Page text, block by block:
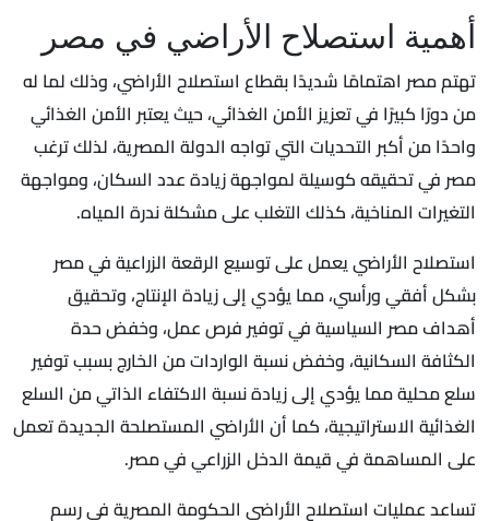
أهمية استصلاح الأراضي في مصر
تهتم مصر اهتمامًا شديدًا بقطاع استصلاح الأراضي، وذلك لما له
من دورًا كبيرًا في تعزيز الأمن الغذائي، حيث يعتبر الأمن الغذائي
واحدًا من أكبر التحديات التي تواجه الدولة المصرية، لذلك ترغب
مصر في تحقيقه كوسيلة لمواجهة زيادة عدد السكان، ومواجهة
التغيرات المناخية، كذلك التغلب على مشكلة ندرة المياه.
استصلاح الأراضي يعمل على توسيع الرقعة الزراعية في مصر
بشكل أفقي ورأسي، مما يؤدي إلى زيادة الإنتاج، وتحقيق
أهداف مصر السياسية في توفير فرص عمل، وخفض حدة
الكثافة السكانية، وخفض نسبة الواردات من الخارج بسبب توفير
سلع محلية مما يؤدي إلى زيادة نسبة الاكتفاء الذاتي من السلع
الغذائية الاستراتيجية، كما أن الأراضي المستصلحة الجديدة تعمل
على المساهمة في قيمة الدخل الزراعي في مصر.
تساعد عمليات استصلاح الأراضي الحكومة المصرية في رسم